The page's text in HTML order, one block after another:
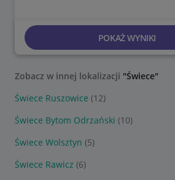
POKAŻ WYNIKI
Zobacz w innej lokalizacji "Świece"
Świece Ruszowice (12)
Świece Bytom Odrzański (10)
Świece Wolsztyn (5)
Świece Rawicz (6)